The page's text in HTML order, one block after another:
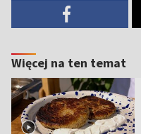
Więcej na ten temat